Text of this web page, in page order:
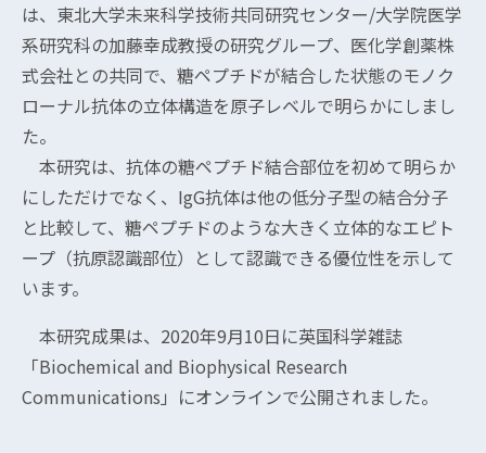
は、東北大学未来科学技術共同研究センター/大学院医学
系研究科の加藤幸成教授の研究グループ、医化学創薬株
式会社との共同で、糖ペプチドが結合した状態のモノク
ローナル抗体の立体構造を原子レベルで明らかにしまし
た。
本研究は、抗体の糖ペプチド結合部位を初めて明らか
にしただけでなく、IgG抗体は他の低分子型の結合分子
と比較して、糖ペプチドのような大きく立体的なエピト
ープ（抗原認識部位）として認識できる優位性を示して
います。
本研究成果は、2020年9月10日に英国科学雑誌
「Biochemical and Biophysical Research
Communications」にオンラインで公開されました。